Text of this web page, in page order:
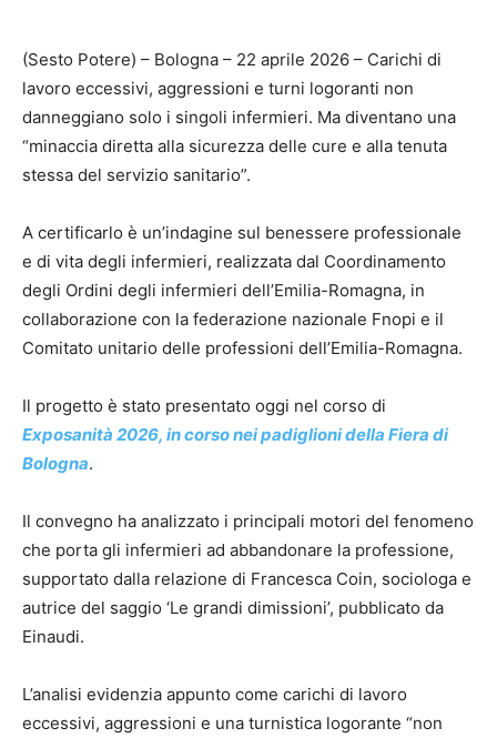
(Sesto Potere) – Bologna – 22 aprile 2026 – Carichi di
lavoro eccessivi, aggressioni e turni logoranti non
danneggiano solo i singoli infermieri. Ma diventano una
“minaccia diretta alla sicurezza delle cure e alla tenuta
stessa del servizio sanitario”.
A certificarlo è un’indagine sul benessere professionale
e di vita degli infermieri, realizzata dal Coordinamento
degli Ordini degli infermieri dell’Emilia-Romagna, in
collaborazione con la federazione nazionale Fnopi e il
Comitato unitario delle professioni dell’Emilia-Romagna.
Il progetto è stato presentato oggi nel corso di
Exposanità 2026, in corso nei padiglioni della Fiera di
Bologna.
Il convegno ha analizzato i principali motori del fenomeno
che porta gli infermieri ad abbandonare la professione,
supportato dalla relazione di Francesca Coin, sociologa e
autrice del saggio ‘Le grandi dimissioni’, pubblicato da
Einaudi.
L’analisi evidenzia appunto come carichi di lavoro
eccessivi, aggressioni e una turnistica logorante “non